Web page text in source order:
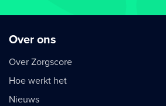
Over ons
Over Zorgscore
Hoe werkt het
Nieuws